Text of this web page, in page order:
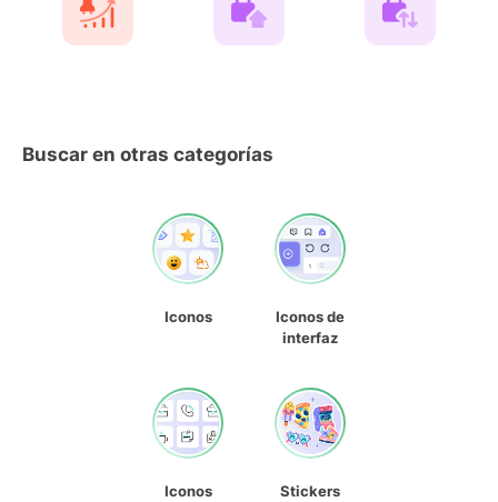
Buscar en otras categorías
Iconos
Iconos de
interfaz
Iconos
Stickers